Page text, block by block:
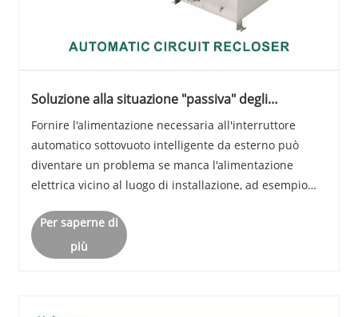
Soluzione alla situazione "passiva" degli
esterno
Fornire l'alimentazione necessaria all'interruttore
automatico sottovuoto intelligente da esterno può
diventare un problema se manca l'alimentazione
elettrica vicino al luogo di installazione, ad esempio
questa sfida, possiamo prendere in considerazi......
Per saperne di
più